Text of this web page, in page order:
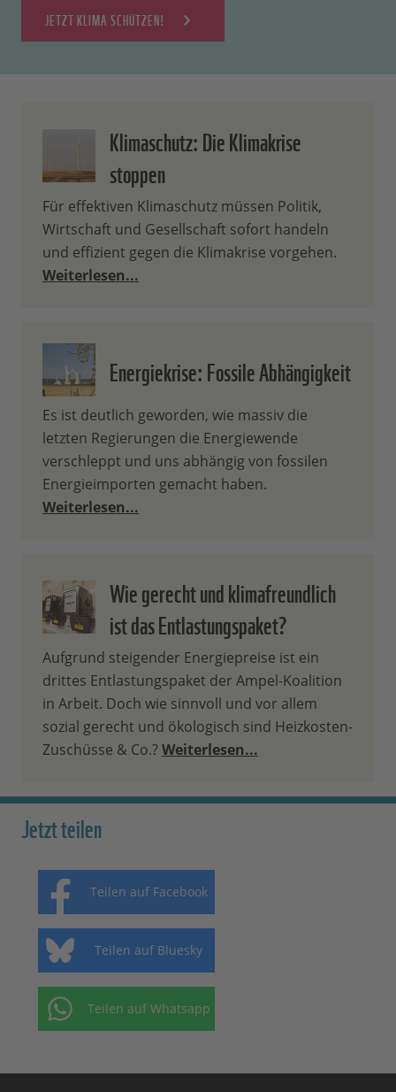
JETZT KLIMA SCHÜTZEN!
Klimaschutz: Die Klimakrise
stoppen
Für effektiven Klimaschutz müssen Politik,
Wirtschaft und Gesellschaft sofort handeln
und effizient gegen die Klimakrise vorgehen.
Weiterlesen...
Energiekrise: Fossile Abhängigkeit
Es ist deutlich geworden, wie massiv die
letzten Regierungen die Energiewende
verschleppt und uns abhängig von fossilen
Energieimporten gemacht haben.
Weiterlesen...
Wie gerecht und klimafreundlich
ist das Entlastungspaket?
Aufgrund steigender Energiepreise ist ein
drittes Entlastungspaket der Ampel-Koalition
in Arbeit. Doch wie sinnvoll und vor allem
sozial gerecht und ökologisch sind Heizkosten-
Zuschüsse & Co.?Weiterlesen...
Jetzt teilen
Teilen auf Facebook
Teilen auf Bluesky
Teilen auf Whatsapp